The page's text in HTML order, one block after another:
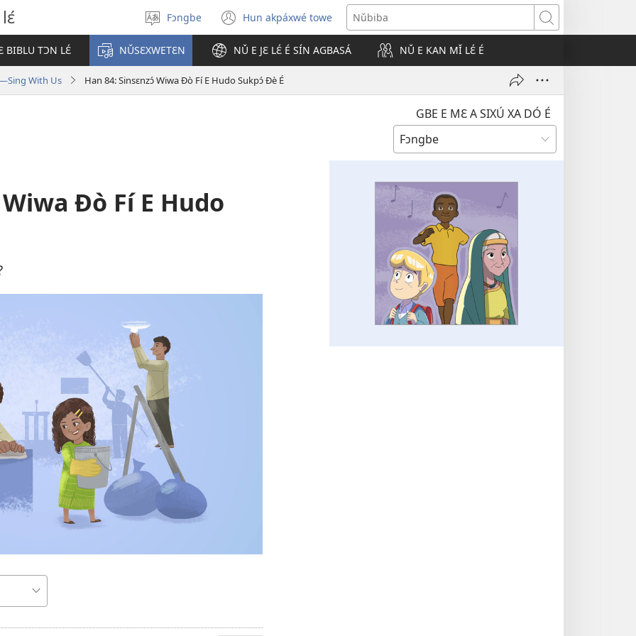
Sɔ́
gbe
ɖokpó
Fɔngbe Hun akpáxwé towe
(opens
new
window)
Nǔbiba
BIBLU TƆN LƐ́ NǓSƐXWETƐN NǓ E JƐ LƐ́ É SÍN AGBASÁ NǓ E KAN MǏ LƐ́ É
With Us Han 84: Sinsɛnzɔ́ Wiwa Ðò Fí E Hudo Sukpɔ́ Ðè É
GBE E MƐ A SIXÚ XA DÓ É
Ðò Fí E Hudo